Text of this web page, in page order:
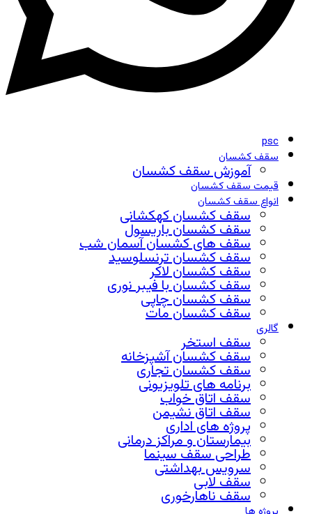
psc
سقف کشسان
آموزش سقف کشسان
قیمت سقف کشسان
انواع سقف کشسان
سقف کشسان کهکشانی
سقف کشسان باریسول
سقف های کشسان آسمان شب
سقف کشسان ترنسلوسید
سقف کشسان لاکر
سقف کشسان با فیبر نوری
سقف کشسان چاپی
سقف کشسان مات
گالری
سقف استخر
سقف کشسان آشپزخانه
سقف کشسان تجاری
برنامه های تلویزیونی
سقف اتاق خواب
سقف اتاق نشیمن
پروژه های اداری
بیمارستان و مراکز درمانی
طراحی سقف سینما
سرویس بهداشتی
سقف لابی
سقف ناهارخوری